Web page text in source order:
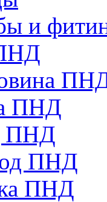
и
ПНД
ПНД
ПНД
ПНД